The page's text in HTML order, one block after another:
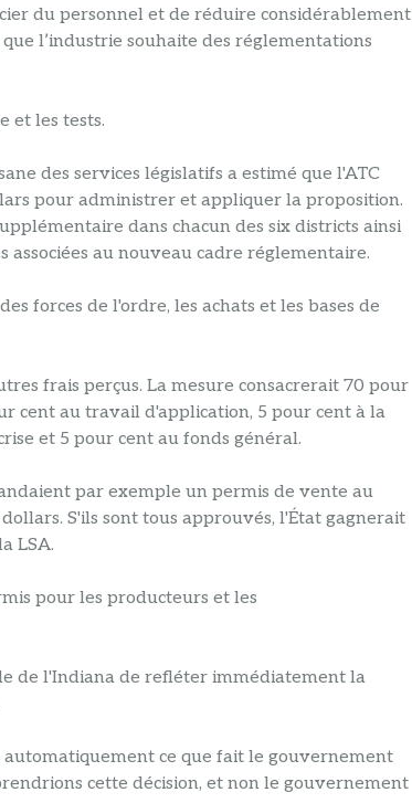
du personnel et de réduire considérablement
l’industrie souhaite des réglementations
et les tests.
des services législatifs a estimé que l'ATC
pour administrer et appliquer la proposition.
dans chacun des six districts ainsi
au nouveau cadre réglementaire.
forces de l'ordre, les achats et les bases de
frais perçus. La mesure consacrerait 70 pour
cent au travail d'application, 5 pour cent à la
et 5 pour cent au fonds général.
par exemple un permis de vente au
S'ils sont tous approuvés, l'État gagnerait
LSA.
pour les producteurs et les
de l'Indiana de refléter immédiatement la
ce que fait le gouvernement
cette décision, et non le gouvernement